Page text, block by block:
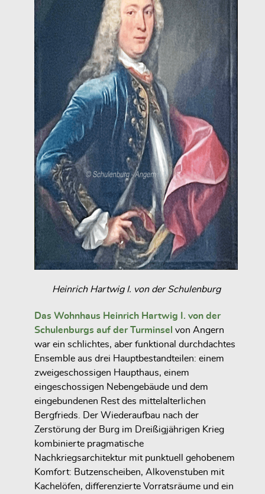
Heinrich Hartwig I. von der Schulenburg
Das Wohnhaus Heinrich Hartwig I. von der
Schulenburgs auf der Turminsel von Angern
war ein schlichtes, aber funktional durchdachtes
Ensemble aus drei Hauptbestandteilen: einem
zweigeschossigen Haupthaus, einem
eingeschossigen Nebengebäude und dem
eingebundenen Rest des mittelalterlichen
Bergfrieds. Der Wiederaufbau nach der
Zerstörung der Burg im Dreißigjährigen Krieg
kombinierte pragmatische
Nachkriegsarchitektur mit punktuell gehobenem
Komfort: Butzenscheiben, Alkovenstuben mit
Kachelöfen, differenzierte Vorratsräume und ein